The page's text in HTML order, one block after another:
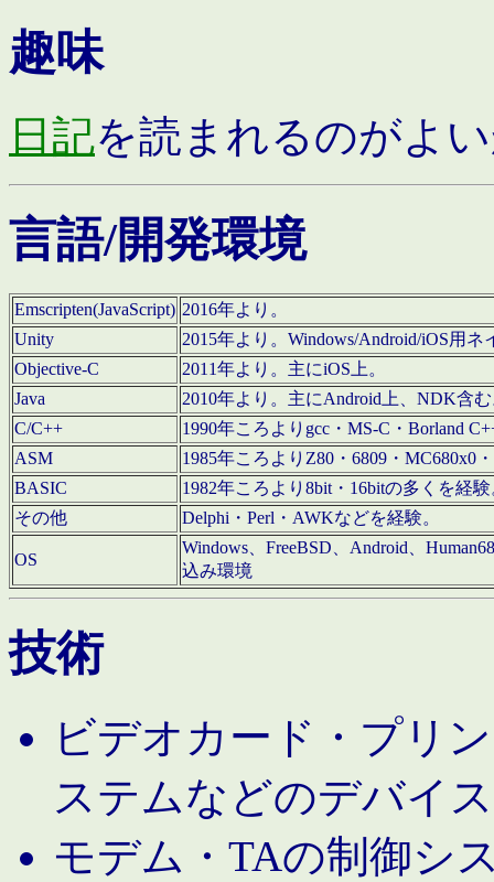
趣味
日記を読まれるのがよ
言語/開発環境
Emscripten(JavaScript) 2016年より。
Unity
2015年より。Windows/Android/iOS用
Objective-C
2011年より。主にiOS上。
Java
2010年より。主にAndroid上、NDK含
C/C++
1990年ころよりgcc・MS-C・Borland
ASM
1985年ころよりZ80・6809・MC680x0
BASIC
1982年ころより8bit・16bitの多くを経
その他
Delphi・Perl・AWKなどを経験。
OS
Windows、FreeBSD、Android、
込み環境
技術
ビデオカード・プリ
ステムなどのデバイ
モデム・TAの制御シ